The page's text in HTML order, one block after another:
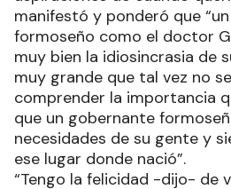
manifestó y ponderó que
formoseño como el doctor
muy bien la idiosincrasia de
muy grande que tal vez no
comprender la importancia
que un gobernante
necesidades de su gente y
ese lugar donde nació”.
“Tengo la felicidad -dijo- de